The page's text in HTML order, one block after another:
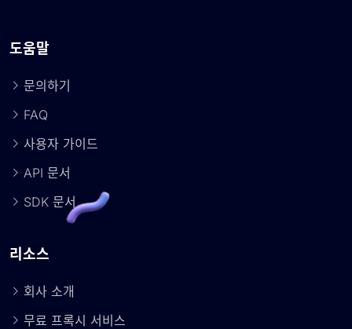
도움말
문의하기
FAQ
사용자 가이드
API 문서
SDK 문서
리소스
회사 소개
무료 프록시 서비스